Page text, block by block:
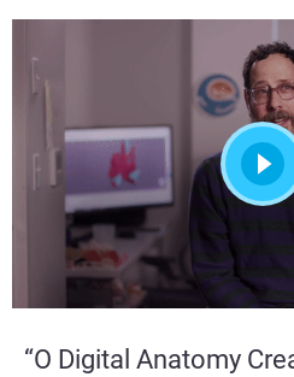
“O Digital Anatomy